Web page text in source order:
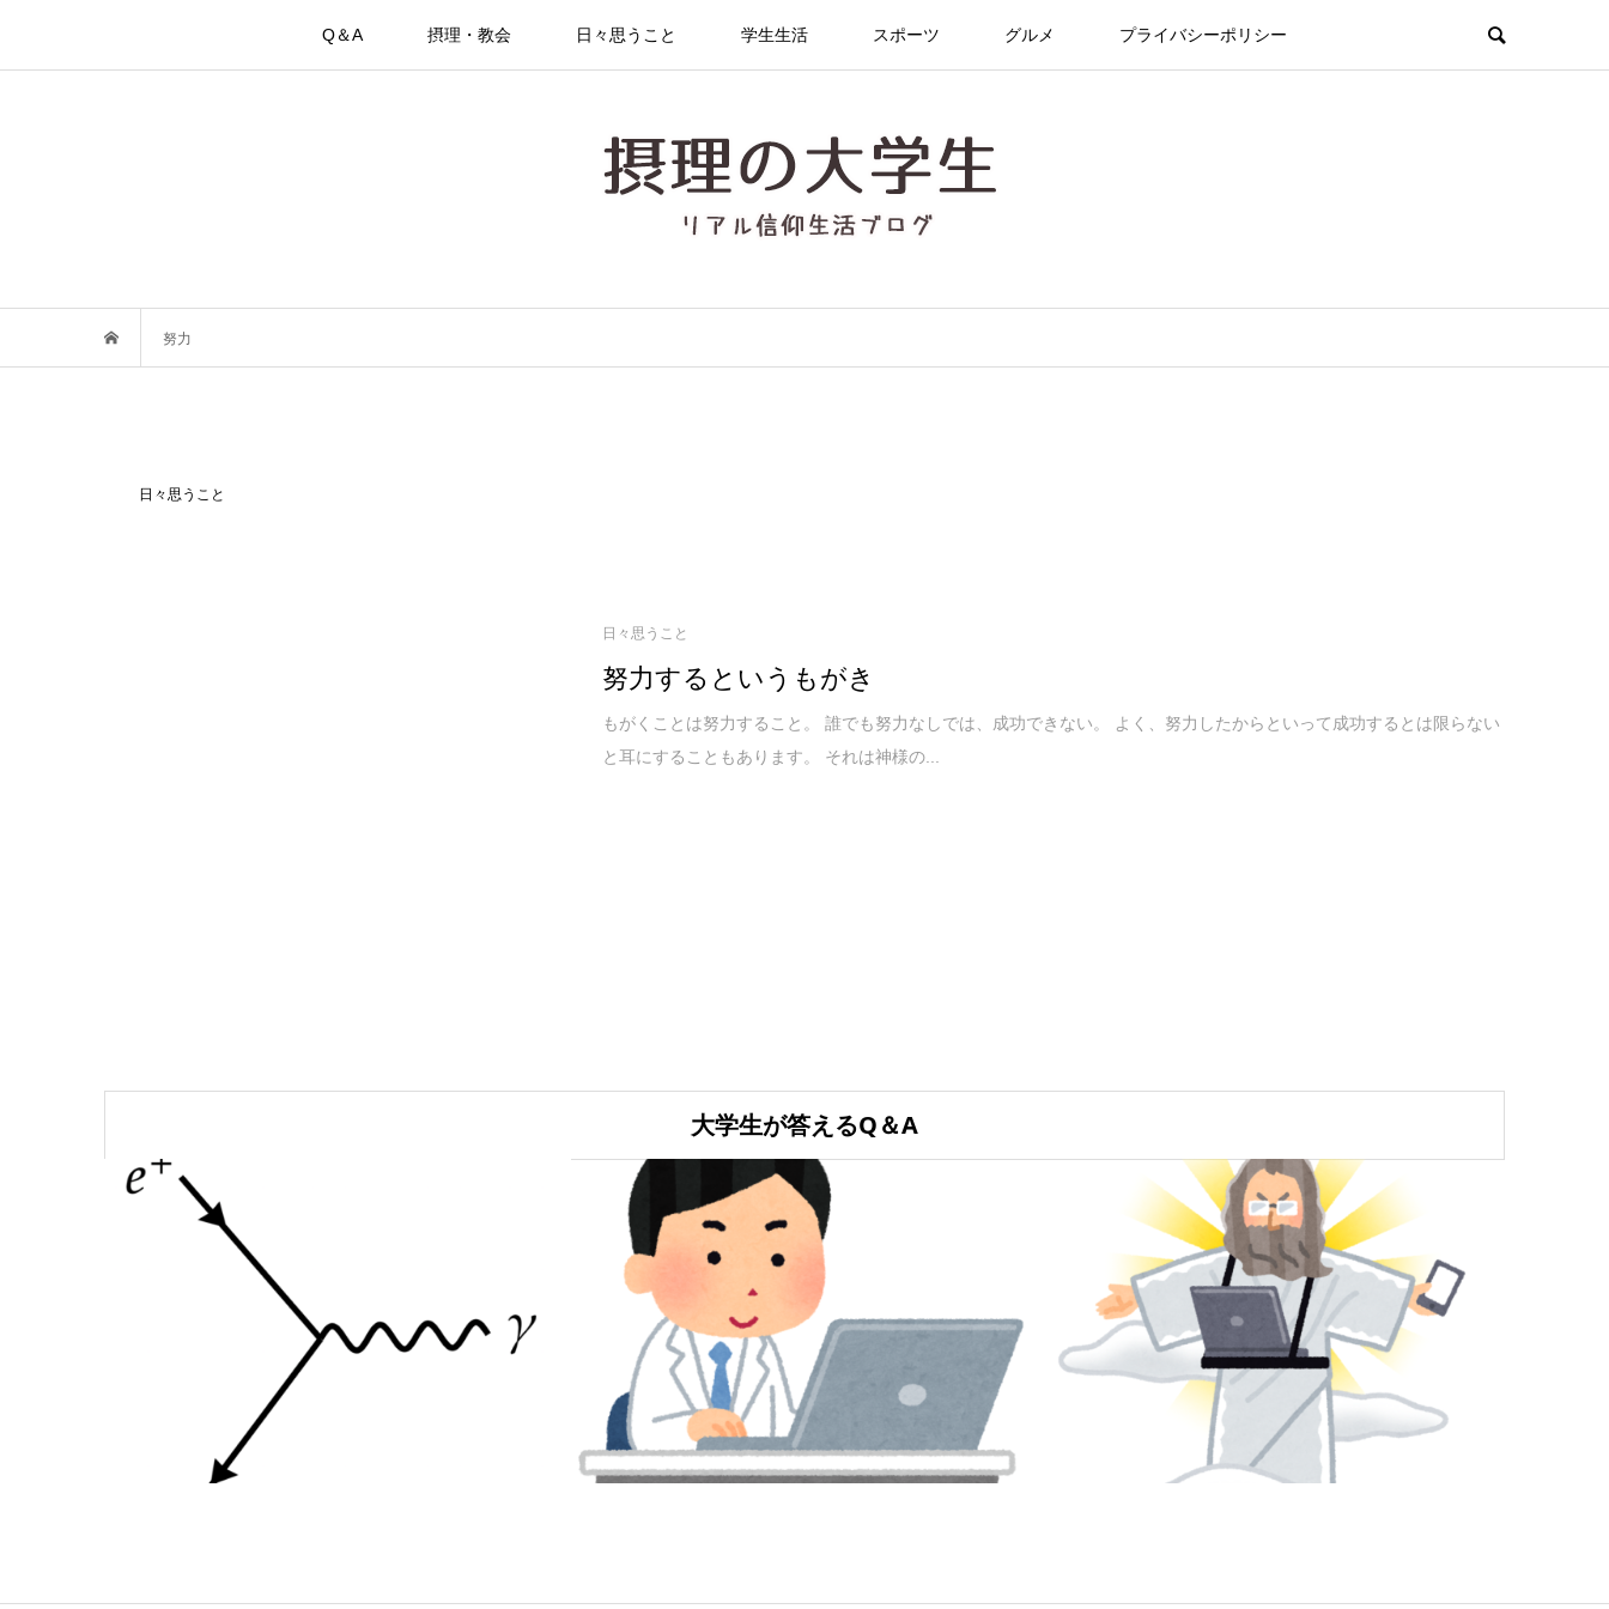
Q＆A 摂理・教会 日々思うこと 学生生活 スポーツ グルメ プライバシーポリシー
努力
日々思うこと
日々思うこと
努力するというもがき
もがくことは努力すること。 誰でも努力なしでは、成功できない。 よく、努力したからといって成功するとは限らない
と耳にすることもあります。 それは神様の...
大学生が答えるQ＆A